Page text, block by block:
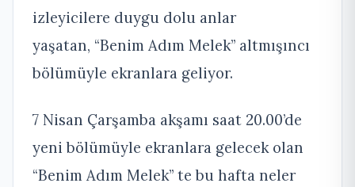
izleyicilere duygu dolu anlar
yaşatan, “Benim Adım Melek” altmışıncı
bölümüyle ekranlara geliyor.
7 Nisan Çarşamba akşamı saat 20.00’de
yeni bölümüyle ekranlara gelecek olan
“Benim Adım Melek” te bu hafta neler